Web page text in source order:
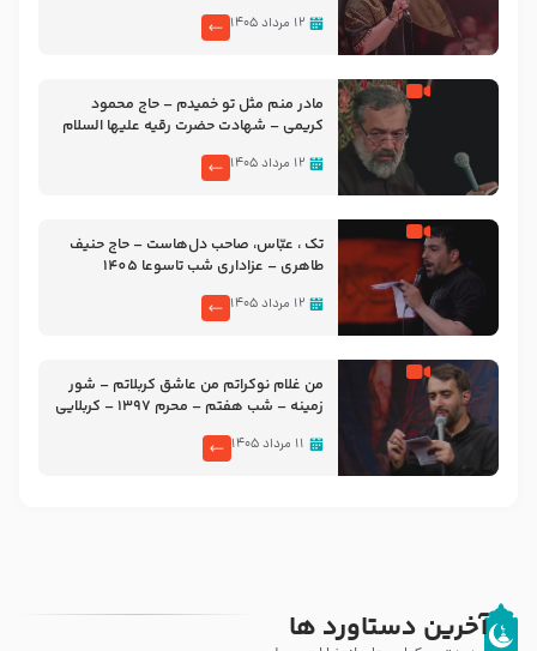
۱۲ مرداد ۱۴۰۵
مادر منم مثل تو خمیدم – حاج محمود
کریمی – شهادت حضرت رقیه علیها السلام
۱۲ مرداد ۱۴۰۵
تک ، عبّاس، صاحب دل‌هاست – حاج حنیف
طاهری – عزاداری شب تاسوعا 1405
۱۲ مرداد ۱۴۰۵
من غلام نوکراتم من عاشق کربلاتم – شور
زمینه – شب هفتم – محرم 1397 – کربلایی
۱۱ مرداد ۱۴۰۵
آخرین دستاورد ها